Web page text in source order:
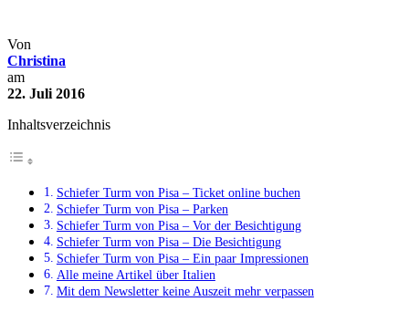
Von
Christina
am
22. Juli 2016
Inhaltsverzeichnis
Schiefer Turm von Pisa – Ticket online buchen
Schiefer Turm von Pisa – Parken
Schiefer Turm von Pisa – Vor der Besichtigung
Schiefer Turm von Pisa – Die Besichtigung
Schiefer Turm von Pisa – Ein paar Impressionen
Alle meine Artikel über Italien
Mit dem Newsletter keine Auszeit mehr verpassen